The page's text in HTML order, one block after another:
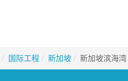
国际工程 新加坡 新加坡滨海湾